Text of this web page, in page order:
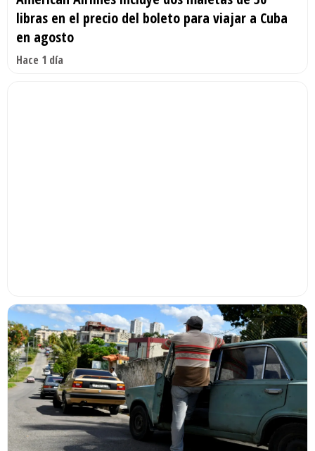
libras en el precio del boleto para viajar a Cuba
en agosto
Hace 1 día